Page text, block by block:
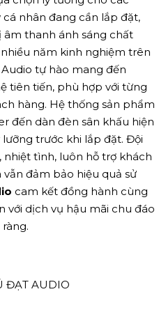
nhân đang cần lắp đặt,
thanh ánh sáng chất
năm kinh nghiệm trên
tự hào mang đến
tiên tiến, phù hợp với từng
hàng. Hệ thống sản phẩm
đến dàn đèn sân khấu hiện
trước khi lắp đặt. Đội
tình, luôn hỗ trợ khách
đảm bảo hiệu quả sử
cam kết đồng hành cùng
với dịch vụ hậu mãi chu đáo
ĐẠT AUDIO